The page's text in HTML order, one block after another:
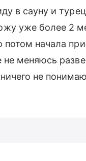
в сауну и
уже более 2
потом начала
меняюсь
не